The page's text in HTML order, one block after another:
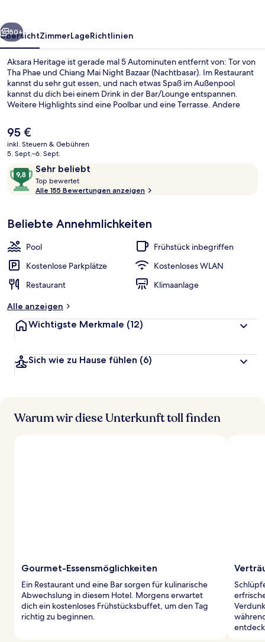
Weiter
50+
ÜbersichtZimmerLageRichtlinien
Aksara Heritage ist gerade mal 5 Autominuten entfernt von: Tor von
Tha Phae und Chiang Mai Night Bazaar (Nachtbasar). Im Restaurant
kannst du sehr gut essen, und nach etwas Spaß im Außenpool
kannst du dich bei einem Drink in der Bar/Lounge entspannen.
Weitere Highlights sind eine Poolbar und eine Terrasse. Andere
berichten.
Der
aktuelle
Preis
95 €.
95 €
inkl. Steuern & Gebühren
5. Sept.–6. Sept.
Bewertungen
Sehr beliebt
9,8
von
10,
beliebt
Top bewertet
o
b
r
Alle 155 Bewertungen anzeigen
Beliebte Annehmlichkeiten
Pool
Frühstück inbegriffen
Kostenlose Parkplätze
Kostenloses WLAN
Restaurant
Klimaanlage
Alle anzeigen
Wichtigste Merkmale (12)
Sich wie zu Hause fühlen (6)
Warum wir diese Unterkunft toll finden
Gourmet-Essensmöglichkeiten
Ein Restaurant und eine Bar sorgen für kulinarische
Abwechslung in diesem Hotel. Morgens erwartet
dich ein kostenloses Frühstücksbuffet, um den Tag
richtig zu beginnen.